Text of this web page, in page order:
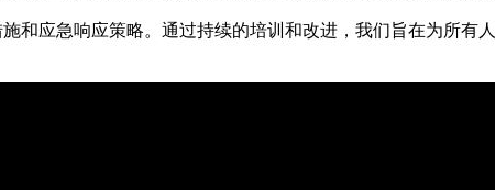
和应急响应策略。通过持续的培训和改进，我们旨在为所有